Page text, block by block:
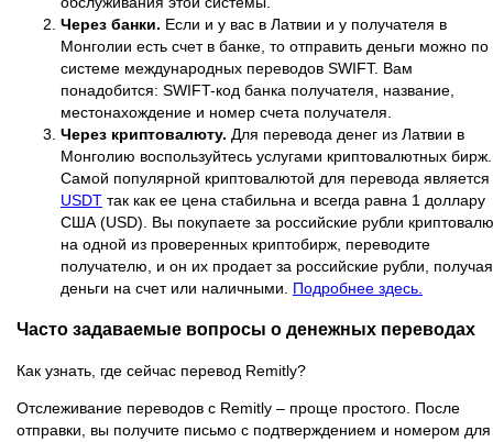
Через банки. Если и у вас в Латвии и у получателя в
Монголии есть счет в банке, то отправить деньги можно по
системе международных переводов SWIFT. Вам
понадобится: SWIFT-код банка получателя, название,
местонахождение и номер счета получателя.
Через криптовалюту. Для перевода денег из Латвии в
Монголию воспользуйтесь услугами криптовалютных бирж.
Самой популярной криптовалютой для перевода является
USDT так как ее цена стабильна и всегда равна 1 доллару
США (USD). Вы покупаете за российские рубли
на одной из проверенных криптобирж, переводите
получателю, и он их продает за российские рубли, получая
деньги на счет или наличными. Подробнее здесь.
Часто задаваемые вопросы о денежных переводах
Как узнать, где сейчас перевод Remitly?
Отслеживание переводов с Remitly – проще простого. После
отправки, вы получите письмо с подтверждением и номером для